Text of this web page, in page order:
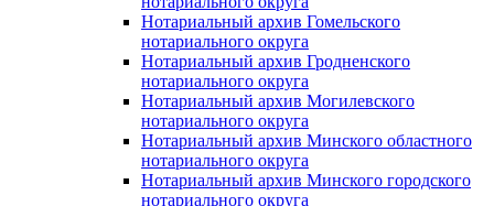
Нотариальный архив Гомельского
нотариального округа
Нотариальный архив Гродненского
нотариального округа
Нотариальный архив Могилевского
нотариального округа
Нотариальный архив Минского областного
нотариального округа
Нотариальный архив Минского городского
нотариального округа